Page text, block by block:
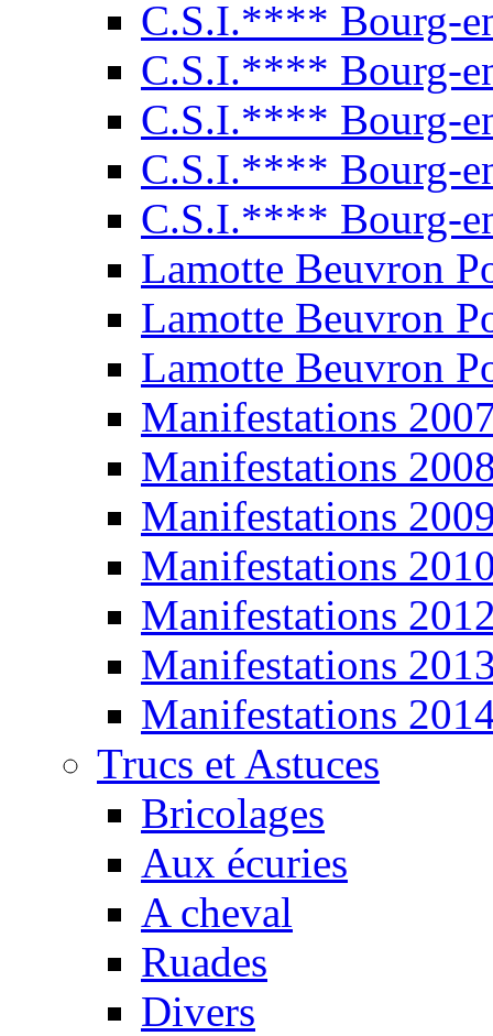
C.S.I.**** Bourg-
C.S.I.**** Bourg-
C.S.I.**** Bourg-
C.S.I.**** Bourg-
C.S.I.**** Bourg-
Lamotte Beuvron
Lamotte Beuvron
Lamotte Beuvron
Manifestations
Manifestations
Manifestations
Manifestations
Manifestations
Manifestations
Manifestations
Trucs et Astuces
Bricolages
Aux écuries
A cheval
Ruades
Divers